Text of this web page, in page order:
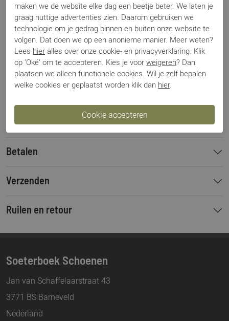
Merk
Toral
Artikelnummer
12804
Breedtemaat
G
Los voetbed
Nee
Categorie
Enkellaars
Kleur
Goud
Materiaal
Metallic
Bestelcode
000002081
7 cm
Betalen
Verzenden
Ruilen en retour
Soeterboek Schoenen
Jan van Schaffelaarstraat 43
3771 BS Barneveld
Nederland
maken we de website elke dag een beetje beter. We laten je
graag nuttige advertenties zien. Daarom gebruiken we
technologie om je gedrag binnen en buiten onze website te
volgen. Dat doen we op een anonieme manier. Meer weten?
Lees hier alles over onze cookie- en privacyverklaring. Klik
op 'Oké' om te accepteren. Kies je voor weigeren? Dan
plaatsen we alleen functionele cookies. Wil je zelf bepalen
welke cookies er geplaatst worden klik dan hier.